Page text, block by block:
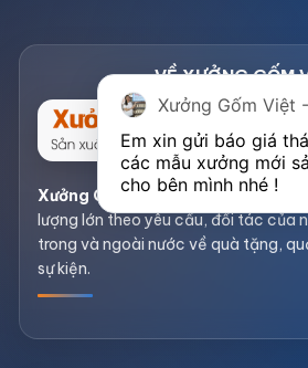
Xưởng Gốm Việt– Sản xuất và gia
lượng lớn theo yêu cầu, đối tác của
trong và ngoài nước về quà tặng,
sự kiện.
Em xin gửi báo giá
các mẫu xưởng mới
cho bên mình nhé !